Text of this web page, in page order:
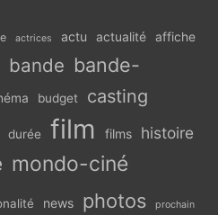
actrices actu actualité affiche
bande bande-
budget casting
durée film films histoire
mondo-ciné
news photos prochain